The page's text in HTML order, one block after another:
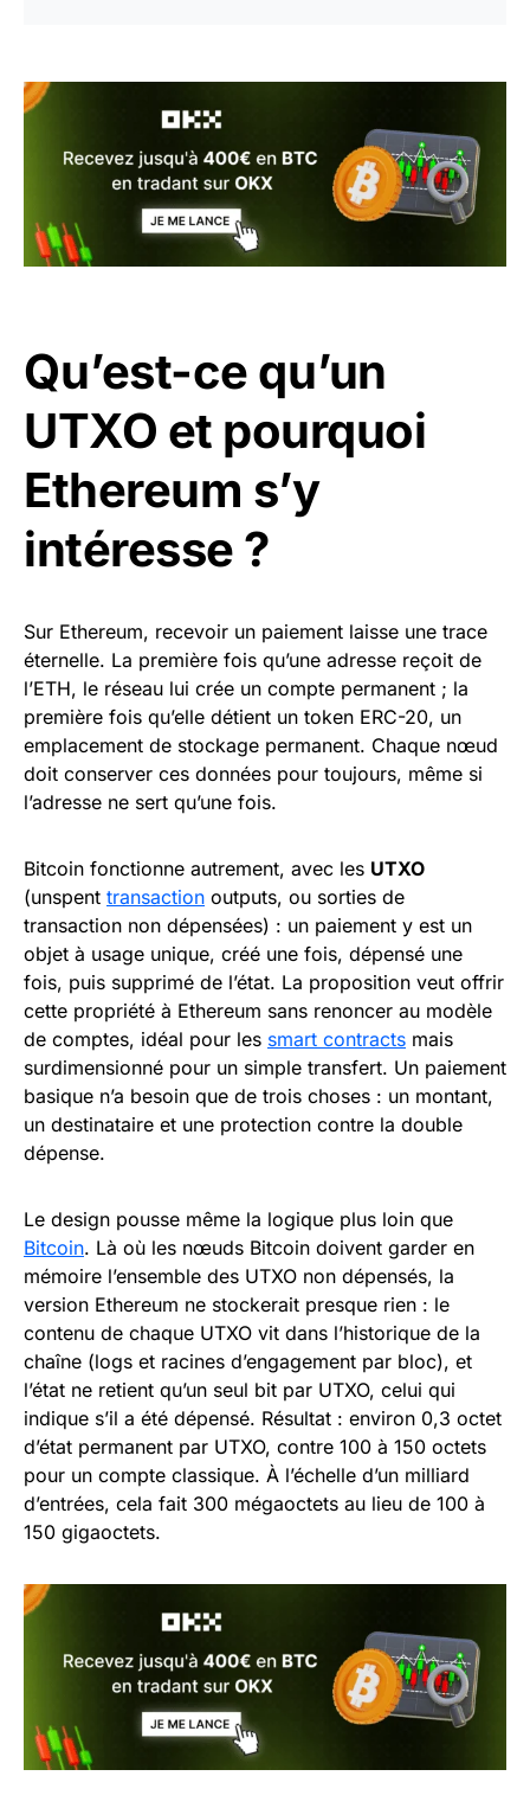
Qu’est-ce qu’un
UTXO et pourquoi
Ethereum s’y
intéresse ?
Sur Ethereum, recevoir un paiement laisse une trace
éternelle. La première fois qu’une adresse reçoit de
l’ETH, le réseau lui crée un compte permanent ; la
première fois qu’elle détient un token ERC-20, un
emplacement de stockage permanent. Chaque nœud
doit conserver ces données pour toujours, même si
l’adresse ne sert qu’une fois.
Bitcoin fonctionne autrement, avec les UTXO
(unspent transaction outputs, ou sorties de
transaction non dépensées) : un paiement y est un
objet à usage unique, créé une fois, dépensé une
fois, puis supprimé de l’état. La proposition veut offrir
cette propriété à Ethereum sans renoncer au modèle
de comptes, idéal pour les smart contracts mais
surdimensionné pour un simple transfert. Un paiement
basique n’a besoin que de trois choses : un montant,
un destinataire et une protection contre la double
dépense.
Le design pousse même la logique plus loin que
Bitcoin. Là où les nœuds Bitcoin doivent garder en
mémoire l’ensemble des UTXO non dépensés, la
version Ethereum ne stockerait presque rien : le
contenu de chaque UTXO vit dans l’historique de la
chaîne (logs et racines d’engagement par bloc), et
l’état ne retient qu’un seul bit par UTXO, celui qui
indique s’il a été dépensé. Résultat : environ 0,3 octet
d’état permanent par UTXO, contre 100 à 150 octets
pour un compte classique. À l’échelle d’un milliard
d’entrées, cela fait 300 mégaoctets au lieu de 100 à
150 gigaoctets.